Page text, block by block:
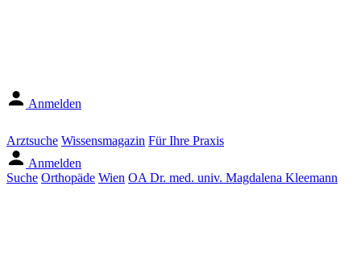
Anmelden
Arztsuche Wissensmagazin Für Ihre Praxis
Anmelden
Suche Orthopäde Wien OA Dr. med. univ. Magdalena Kleemann